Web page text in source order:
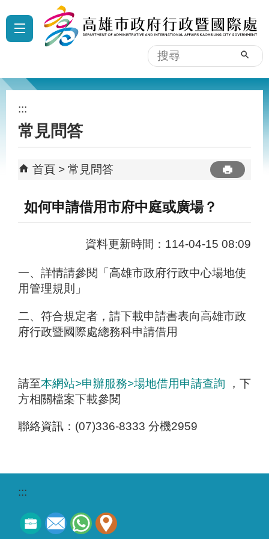
跳到主要內容區塊
搜
尋
:::
常見問答
首頁 常見問答
如何申請借用市府中庭或廣場？
資料更新時間：114-04-15 08:09
一、詳情請參閱「高雄市政府行政中心場地使
用管理規則」
二、符合規定者，請下載申請書表向高雄市政
府行政暨國際處總務科申請借用
請至本網站>申辦服務>場地借用申請查詢 ，下
方相關檔案下載參閱
聯絡資訊：(07)336-8333 分機2959
:::